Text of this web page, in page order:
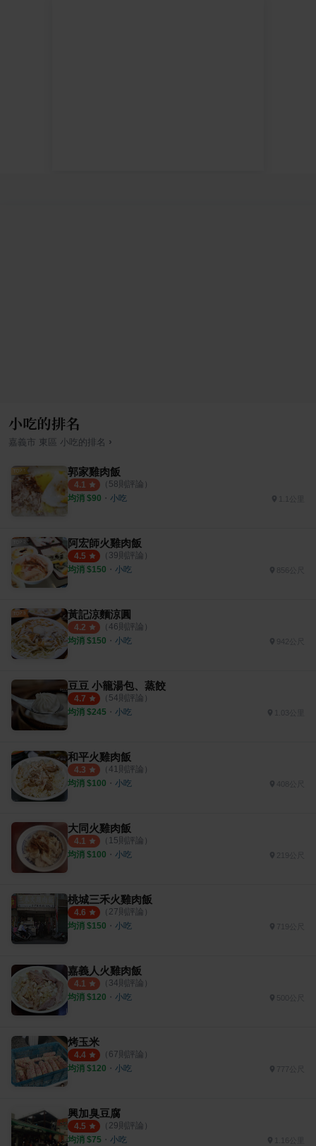
小吃的排名
嘉義市 東區 小吃 的排名 ›
郭家雞肉飯
4.1 （ 58則評論）
均消 $90 ・ 小吃
阿宏師火雞肉飯
4.5 （ 39則評論）
均消 $150 ・ 小吃 856公尺
黃記涼麵涼圓
4.2 （ 46則評論）
均消 $150 ・ 小吃 942公尺
豆豆 小籠湯包、蒸餃
4.7 （ 54則評論）
均消 $245 ・ 小吃
和平火雞肉飯
4.3 （ 41則評論）
均消 $100 ・ 小吃 408公尺
大同火雞肉飯
4.1 （ 15則評論）
均消 $100 ・ 小吃
桃城三禾火雞肉飯
4.6 （ 27則評論）
均消 $150 ・ 小吃
嘉義人火雞肉飯
4.1 （ 34則評論）
均消 $120 ・ 小吃 500公尺
烤玉米
4.4 （ 67則評論）
均消 $120 ・ 小吃
興加臭豆腐
4.5 （ 29則評論）
均消 $75 ・ 小吃